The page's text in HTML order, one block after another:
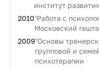
институт
2010"Работа с
Московский
2009"Основы
групповой и
психотерапии